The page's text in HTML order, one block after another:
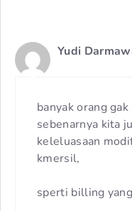
Yudi
banyak orang
sebenarnya kita
keleluasaan
kmersil,
sperti billing